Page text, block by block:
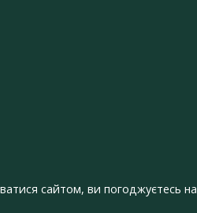
сайтом, ви погоджуєтесь на